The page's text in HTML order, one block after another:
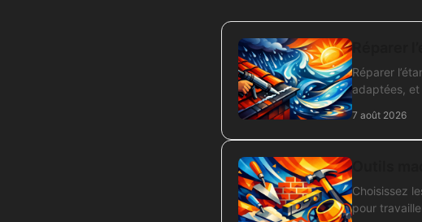
Réparer
adaptées,
7 août 2026
Choisissez
pour